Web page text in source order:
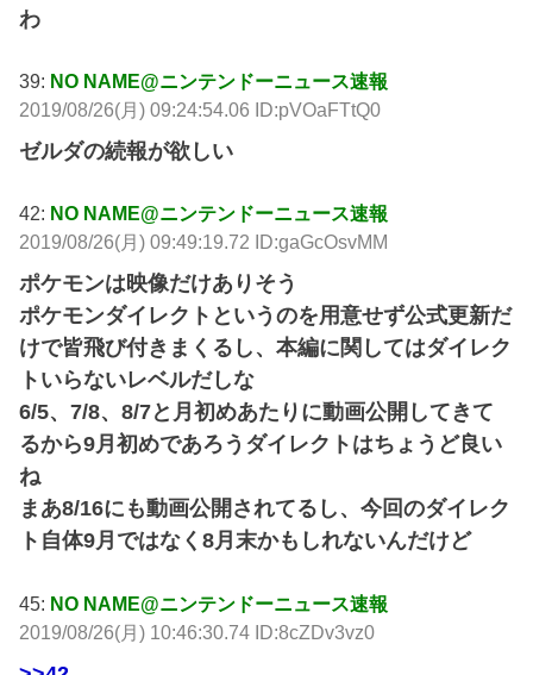
わ
39: NO NAME@ニンテンドーニュース速報
2019/08/26(月) 09:24:54.06 ID:pVOaFTtQ0
ゼルダの続報が欲しい
42: NO NAME@ニンテンドーニュース速報
2019/08/26(月) 09:49:19.72 ID:gaGcOsvMM
ポケモンは映像だけありそう
ポケモンダイレクトというのを用意せず公式更新だ
けで皆飛び付きまくるし、本編に関してはダイレク
トいらないレベルだしな
6/5、7/8、8/7と月初めあたりに動画公開してきて
るから9月初めであろうダイレクトはちょうど良い
ね
まあ8/16にも動画公開されてるし、今回のダイレク
ト自体9月ではなく8月末かもしれないんだけど
45: NO NAME@ニンテンドーニュース速報
2019/08/26(月) 10:46:30.74 ID:8cZDv3vz0